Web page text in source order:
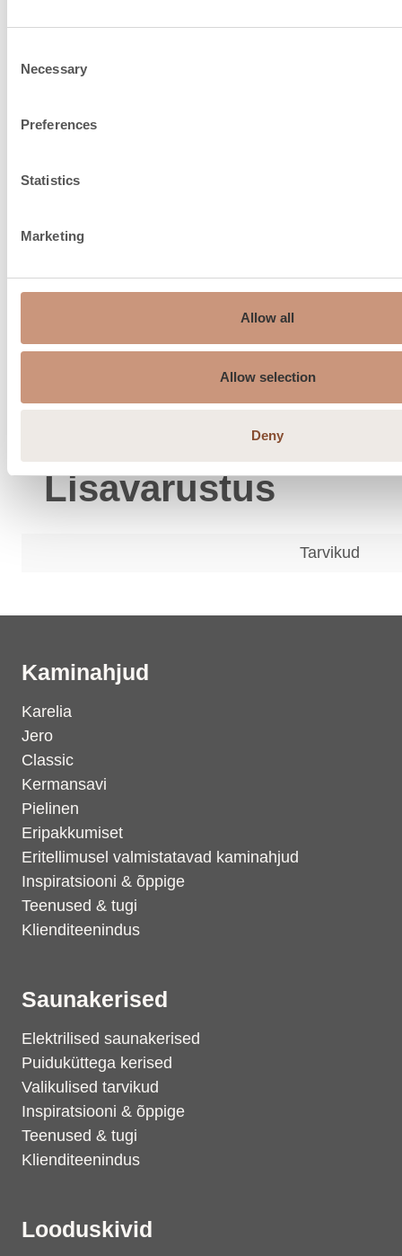
Selection
Necessary
Preferences
Statistics
Marketing
Allow all
Allow selection
Deny
maksimaalne kaal, kg
Suitsugaaside keskmine
Maksimaalne suitsugaasi
Suitsugaaside temperatuur
318
Suitsugaasi massi vool, g/s 8,5
Lisavarustus
Tarvikud
Kaminahjud
Karelia
Jero
Classic
Kermansavi
Pielinen
Eripakkumiset
Eritellimusel valmistatavad kaminahjud
Inspiratsiooni & õppige
Teenused & tugi
Klienditeenindus
Saunakerised
Elektrilised saunakerised
Puiduküttega kerised
Valikulised tarvikud
Inspiratsiooni & õppige
Teenused & tugi
Klienditeenindus
Looduskivid